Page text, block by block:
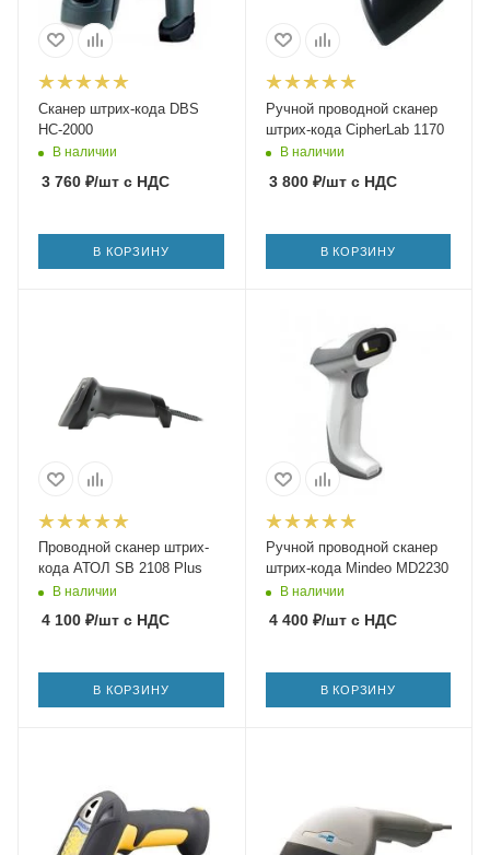
Сканер штрих-кода DBS
HC-2000
В наличии
3 760 ₽/шт с НДС
В КОРЗИНУ
Ручной проводной сканер
штрих-кода CipherLab 1170
В наличии
3 800₽/штс НДС
В КОРЗИНУ
Проводной сканер штрих-
кода АТОЛ SB 2108 Plus
В наличии
4 100 ₽/шт с НДС
В КОРЗИНУ
Ручной проводной сканер
штрих-кода Mindeo MD2230
В наличии
4 400₽/штс НДС
В КОРЗИНУ